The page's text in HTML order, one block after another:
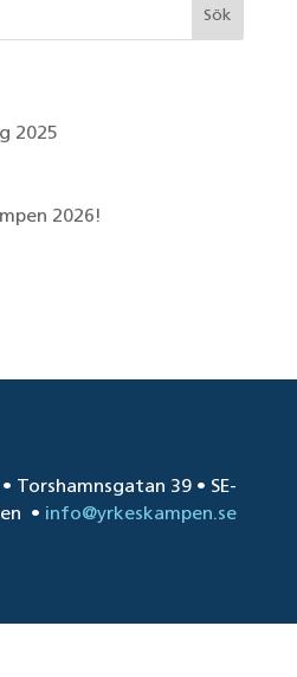
2025
2026!
Torshamnsgatan 39 • SE-
• info@yrkeskampen.se